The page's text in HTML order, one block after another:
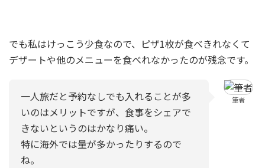
でも私はけっこう少食なので、ピザ1枚が食べきれなくて
デザートや他のメニューを食べれなかったのが残念です。
一人旅だと予約なしでも入れることが多
いのはメリットですが、食事をシェアで
きないというのはかなり痛い。
特に海外では量が多かったりするので
ね。
筆者